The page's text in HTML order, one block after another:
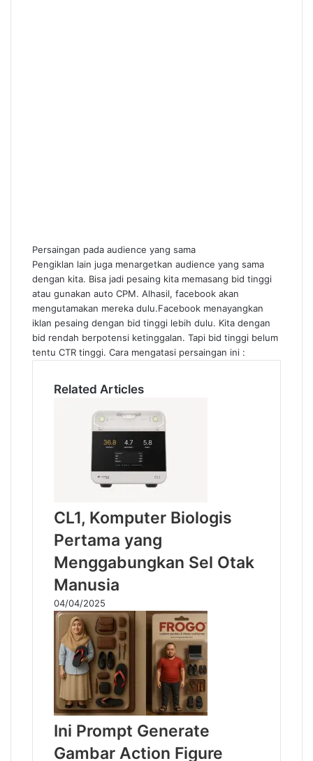
Persaingan pada audience yang sama
Pengiklan lain juga menargetkan audience yang sama
dengan kita. Bisa jadi pesaing kita memasang bid tinggi
atau gunakan auto CPM. Alhasil, facebook akan
mengutamakan mereka dulu.Facebook menayangkan
iklan pesaing dengan bid tinggi lebih dulu. Kita dengan
bid rendah berpotensi ketinggalan. Tapi bid tinggi belum
tentu CTR tinggi. Cara mengatasi persaingan ini :
Related Articles
CL1, Komputer Biologis
Pertama yang
Menggabungkan Sel Otak
Manusia
04/04/2025
Ini Prompt Generate
Gambar Action Figure